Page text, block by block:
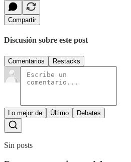
Compartir
Discusión sobre este post
Comentarios Restacks
Lo mejor de Último Debates
Sin posts